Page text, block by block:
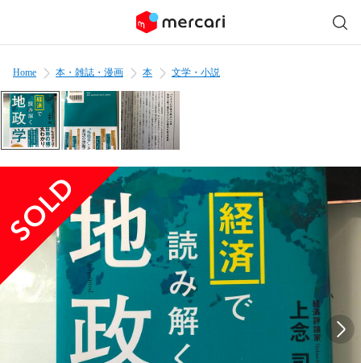
Home 本・雑誌・漫画 本 文学・小説